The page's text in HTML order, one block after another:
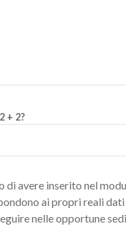
+ 2?
di avere inserito nel
ai propri reali
nelle opportune